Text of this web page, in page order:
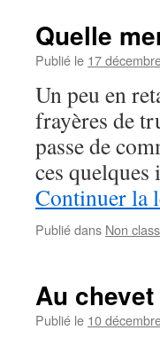
Quelle
Publié le 17
Un peu en
frayères de
passe de
ces
Continuer la
Publié dans Non
Au
Publié le 10